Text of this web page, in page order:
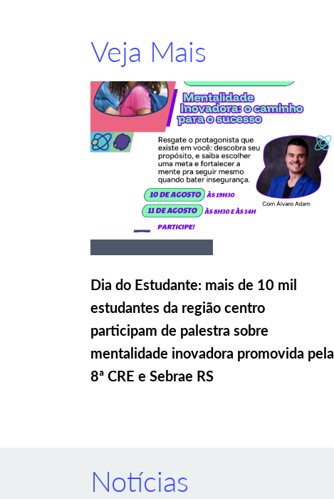
Veja Mais
Dia do Estudante: mais de 10 mil
estudantes da região centro
participam de palestra sobre
mentalidade inovadora promovida pela
8ª CRE e Sebrae RS
Notícias